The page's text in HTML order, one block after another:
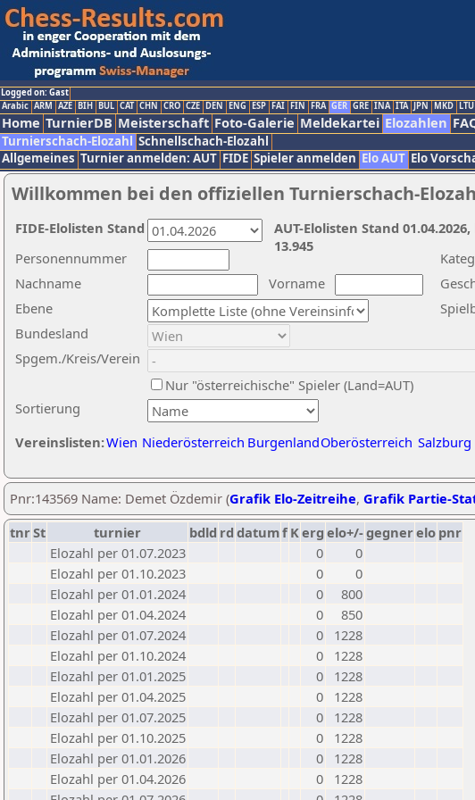
Logged on: Gast
Arabic ARM AZE BIH BUL CAT CHN CRO CZE DEN ENG ESP FAI FIN FRA GER GRE INA ITA JPN MKD LTU
Home TurnierDB Meisterschaft Foto-Galerie Meldekartei Elozahlen
Turnierschach-Elozahl Schnellschach-Elozahl
Allgemeines Turnier anmelden: AUT FIDE Spieler anmelden Elo AUT Elo
Willkommen bei den offiziellen Turnierschach-
Nachname
Vorname
Ebene
Sortierung
Personennummer
Bundesland
Spgem./Kreis/Verein
Nur "österreichische" Spieler (Land=AUT)
Vereinslisten:Wien Niederösterreich BurgenlandOberösterreich Salzburg
AUT-Elolisten Stand
13.945
FIDE-Elolisten Stand
Pnr:143569 Name: Demet Özdemir (Grafik Elo-Zeitreihe, Grafik Partie-
tnrSt turnier bdld rd datumf Kerg elo+/-gegnerelo pnr
Elozahl per 01.07.2023
0
0
Elozahl per 01.10.2023
0
0
Elozahl per 01.01.2024
0
800
Elozahl per 01.04.2024
0
850
Elozahl per 01.07.2024
0
1228
Elozahl per 01.10.2024
0
1228
Elozahl per 01.01.2025
0
1228
Elozahl per 01.04.2025
0
1228
Elozahl per 01.07.2025
0
1228
Elozahl per 01.10.2025
0
1228
Elozahl per 01.01.2026
0
1228
Elozahl per 01.04.2026
0
1228